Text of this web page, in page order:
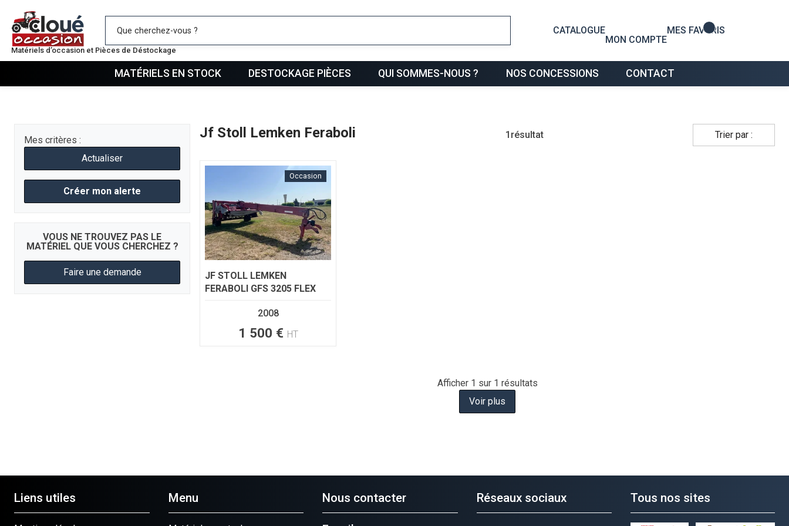
Matériels d’occasion et Pièces de Déstockage
CATALOGUE
MON COMPTE
MES FAVORIS
Mes favoris
MATÉRIELS EN STOCK DESTOCKAGE PIÈCES QUI SOMMES-NOUS ? NOS CONCESSIONS CONTACT
Mes critères :
Actualiser
Créer mon alerte
VOUS NE TROUVEZ PAS LE
MATÉRIEL QUE VOUS CHERCHEZ ?
Faire une demande
Jf Stoll Lemken Feraboli 1 résultat Trier par :
Occasion
JF STOLL LEMKEN
FERABOLI GFS 3205 FLEX
2008
1 500 € HT
Afficher 1 sur 1 résultats
Voir plus
Liens utiles Menu Nous contacter Réseaux sociaux Tous nos sites